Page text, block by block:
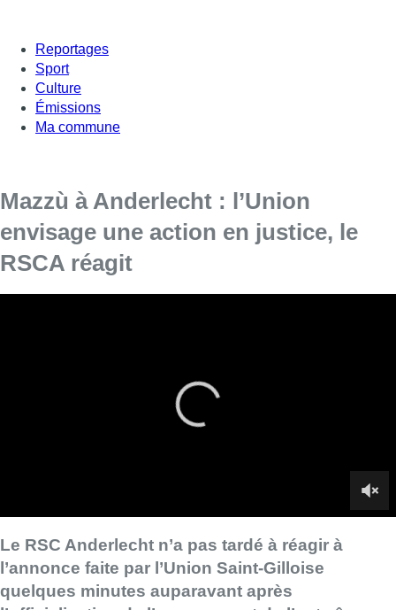
Reportages
Sport
Culture
Émissions
Ma commune
Mazzù à Anderlecht : l’Union
envisage une action en justice, le
RSCA réagit
Felice Mazzu au Lotto Park.
Les vice-champions de Belgique avaient déclaré que Mazzu
avait utilisé la loi du 3 juillet 1978 pour rompre son contrat avec
du RSC Anderlecht et analysera quelles suites juridiques
donner à cette affaire”, précisait l’USG.
“Le RSC Anderlecht a eu des discussions constructives avec